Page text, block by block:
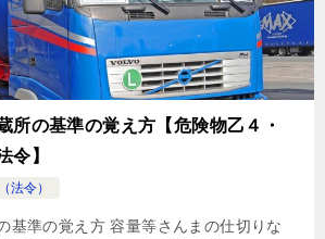
の基準の覚え方【危険物乙４・
令】
法令）
基準の覚え方 容量等さんまの仕切りな